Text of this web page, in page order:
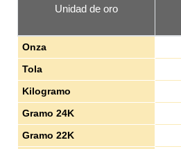
Unidad de oro
Onza
Tola
Kilogramo
Gramo 24K
Gramo 22K